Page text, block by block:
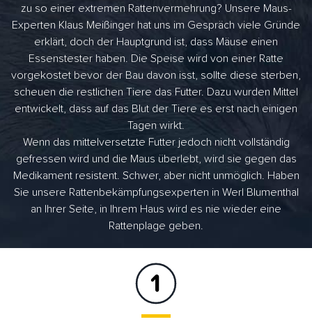
zu so einer extremen Rattenvermehrung? Unsere Maus-
Experten Klaus Meißinger hat uns im Gespräch viele Gründe
erklärt, doch der Hauptgrund ist, dass Mäuse einen
Essenstester haben. Die Speise wird von einer Ratte
vorgekostet bevor der Bau davon isst, sollte diese sterben,
scheuen die restlichen Tiere das Futter. Dazu wurden Mittel
entwickelt, dass auf das Blut der Tiere es erst nach einigen
Tagen wirkt.
Wenn das mittelversetzte Futter jedoch nicht vollständig
gefressen wird und die Maus überlebt, wird sie gegen das
Medikament resistent. Schwer, aber nicht unmöglich. Haben
Sie unsere Rattenbekämpfungsexperten in Werl Blumenthal
an Ihrer Seite, in Ihrem Haus wird es nie wieder eine
Rattenplage geben.